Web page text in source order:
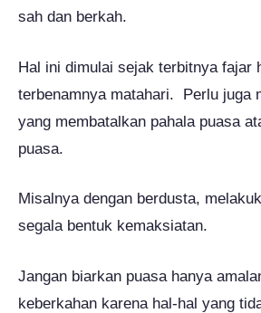
sah dan berkah.
Hal ini dimulai sejak terbitnya fajar
terbenamnya matahari. Perlu juga
yang membatalkan pahala puasa
puasa.
Misalnya dengan berdusta,
segala bentuk kemaksiatan.
Jangan biarkan puasa hanya
keberkahan karena hal-hal yang